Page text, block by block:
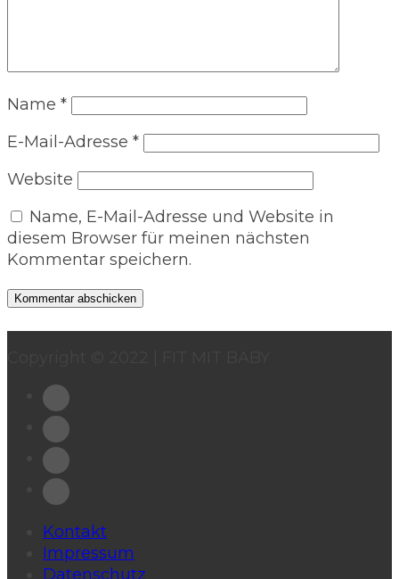
Name *
E-Mail-Adresse *
Website
Name, E-Mail-Adresse und Website in
diesem Browser für meinen nächsten
Kommentar speichern.
Kontakt
Impressum
Datenschutz